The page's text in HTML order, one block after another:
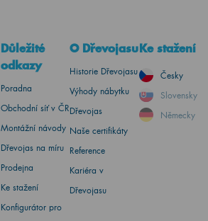
Důležité
odkazy
Poradna
Obchodní síť v ČR
Montážní návody
Dřevojas na míru
Prodejna
Ke stažení
Konfigurátor pro
O Dřevojasu
Historie Dřevojasu
Výhody nábytku
Dřevojas
Naše certifikáty
Reference
Kariéra v
Dřevojasu
Ke stažení
Česky
Slovensky
Německy